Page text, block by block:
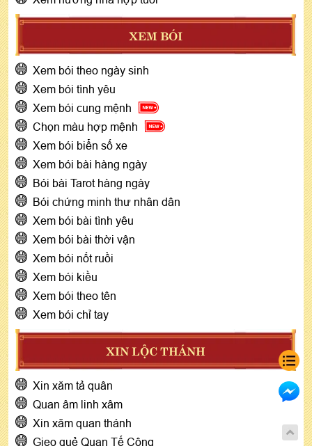
XEM BÓI
Xem bói theo ngày sinh
Xem bói tình yêu
Xem bói cung mệnh
Chọn màu hợp mệnh
Xem bói biển số xe
Xem bói bài hàng ngày
Bói bài Tarot hàng ngày
Bói chứng minh thư nhân dân
Xem bói bài tình yêu
Xem bói bài thời vận
Xem bói nốt ruồi
Xem bói kiều
Xem bói theo tên
Xem bói chỉ tay
XIN LỘC THÁNH
Xin xăm tả quân
Quan âm linh xâm
Xin xăm quan thánh
Gieo quẻ Quan Tế Công